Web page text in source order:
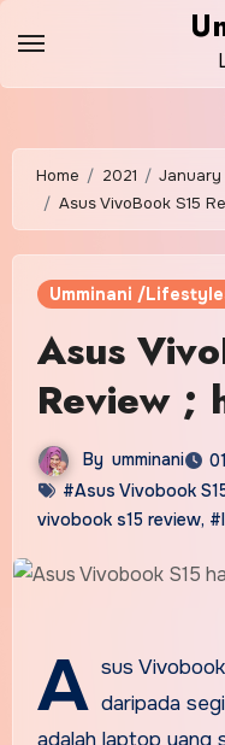
content
Home 2021
January
Asus VivoBook S15
Umminani /
Asus
Review ;
By umminani
#Asus Vivobook
vivobook s15 review,
A sus
daripada